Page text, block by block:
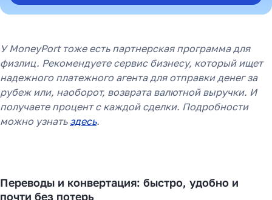
У MoneyPort тоже есть партнерская программа для
физлиц. Рекомендуете сервис бизнесу, который ищет
надежного платежного агента для отправки денег за
рубеж или, наоборот, возврата валютной выручки. И
получаете процент с каждой сделки. Подробности
можно узнать здесь.
Переводы и конвертация: быстро, удобно и
почти без потерь